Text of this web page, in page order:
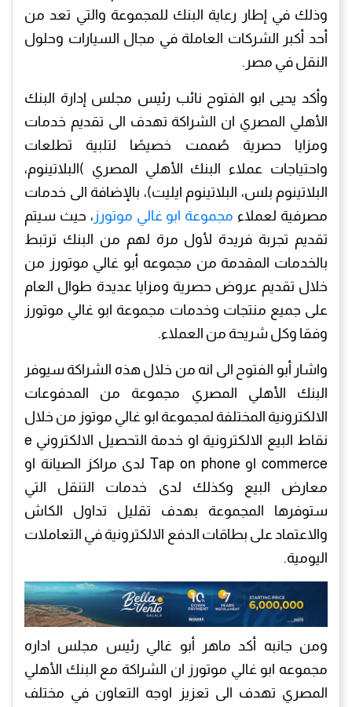
وذلك في إطار رعاية البنك للمجموعة والتي تعد من
أحد أكبر الشركات العاملة في مجال السيارات وحلول
النقل في مصر.
وأكد يحيى ابو الفتوح نائب رئيس مجلس إدارة البنك
الأهلي المصري ان الشراكة تهدف الى تقديم خدمات
ومزايا حصرية صُممت خصيصًا لتلبية تطلعات
واحتياجات عملاء البنك الأهلي المصري )البلاتينوم،
البلاتينوم بلس، البلاتينوم ايليت)، بالإضافة الى خدمات
مصرفية لعملاء مجموعة ابو غالي موتورز ، حيث سيتم
تقديم تجربة فريدة لأول مرة لهم من البنك ترتبط
بالخدمات المقدمة من مجموعه أبو غالي موتورز من
خلال تقديم عروض حصرية ومزايا عديدة طوال العام
على جميع منتجات وخدمات مجموعة ابو غالي موتورز
وفقا وكل شريحة من العملاء.
واشار أبو الفتوح الى انه من خلال هذه الشراكة سيوفر
البنك الأهلي المصري مجموعة من المدفوعات
الالكترونية المختلفة لمجموعة ابو غالي موتوز من خلال
نقاط البيع الالكترونية او خدمة التحصيل الالكتروني e
commerce او Tap on phone لدى مراكز الصيانة او
معارض البيع وكذلك لدى خدمات التنقل التي
ستوفرها المجموعة بهدف تقليل تداول الكاش
والاعتماد على بطاقات الدفع الالكترونية في التعاملات
اليومية.
ومن جانبه أكد ماهر أبو غالي رئيس مجلس اداره
مجموعه ابو غالي موتورز ان الشراكة مع البنك الأهلي
المصري تهدف الى تعزيز اوجه التعاون في مختلف